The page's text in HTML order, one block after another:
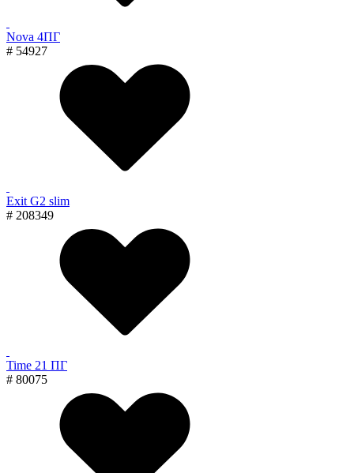
Nova 4ПГ
# 54927
Exit G2 slim
# 208349
Time 21 ПГ
# 80075